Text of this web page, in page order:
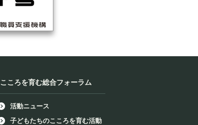
こころを育む総合フォーラム
活動ニュース
子どもたちのこころを育む活動